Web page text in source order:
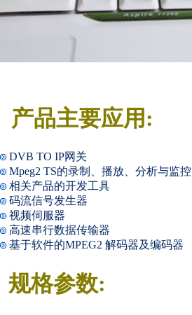
产品主要应用:
DVB TO IP网关
Mpeg2 TS的录制、播放、分析与监控
相关产品的开发工具
码流信号发生器
视频伺服器
高速串行数据传输器
基于软件的MPEG2 解码器及编码器
规格参数: